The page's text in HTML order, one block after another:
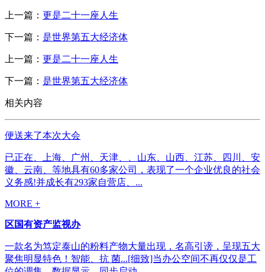
上一篇： 更是二十一座人生
下一篇： 是世界第五大经济体
上一篇： 更是二十一座人生
下一篇： 是世界第五大经济体
相关内容
便送来了本次大会
已正在、上海、广州、天津、、山东、山西、江苏、四川、安
徽、云南、等地具有60多家公司，表现了一个企业优良的社会
义务感!并成长有293家自营店、...
MORE +
区国有资产监视办
一款名为笃定泰山的粉料产物大量出现，名高引谤，呈现五大
聚焦明显特色！智能、抗 菌...[细致]当办公空间不再仅仅是工